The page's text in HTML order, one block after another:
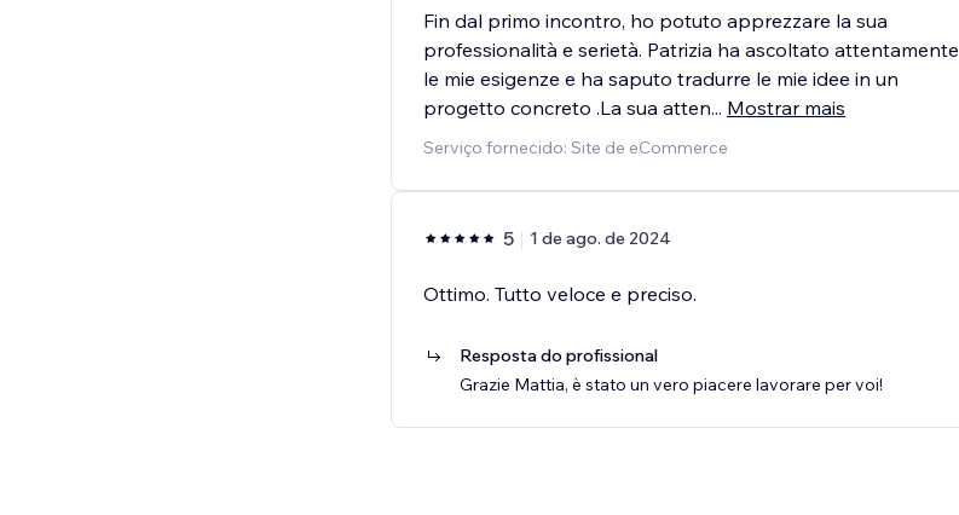
Fin dal primo incontro, ho potuto apprezzare la sua
professionalità e serietà. Patrizia ha ascoltato attentamente
le mie esigenze e ha saputo tradurre le mie idee in un
progetto concreto .La sua atten... Mostrar mais
Serviço fornecido: Site de eCommerce
5 1 de ago. de 2024
Ottimo. Tutto veloce e preciso.
Resposta do profissional
Grazie Mattia, è stato un vero piacere lavorare per voi!